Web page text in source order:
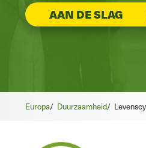
AAN DE SLAG
Europa/ Duurzaamheid/